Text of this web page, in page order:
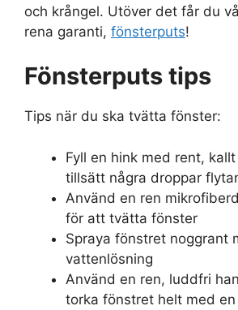
och krångel. Utöver det får du
rena garanti, fönsterputs!
Fönsterputs tips
Tips när du ska tvätta fönster:
Fyll en hink med rent,
tillsätt några droppar
Använd en ren
för att tvätta fönster
Spraya fönstret noggrant
vattenlösning
Använd en ren, luddfri
torka fönstret helt med